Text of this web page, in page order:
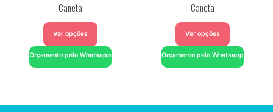
Caneta
Ver opções
Orçamento pelo Whatsapp
Caneta
Ver opções
Orçamento pelo Whatsapp